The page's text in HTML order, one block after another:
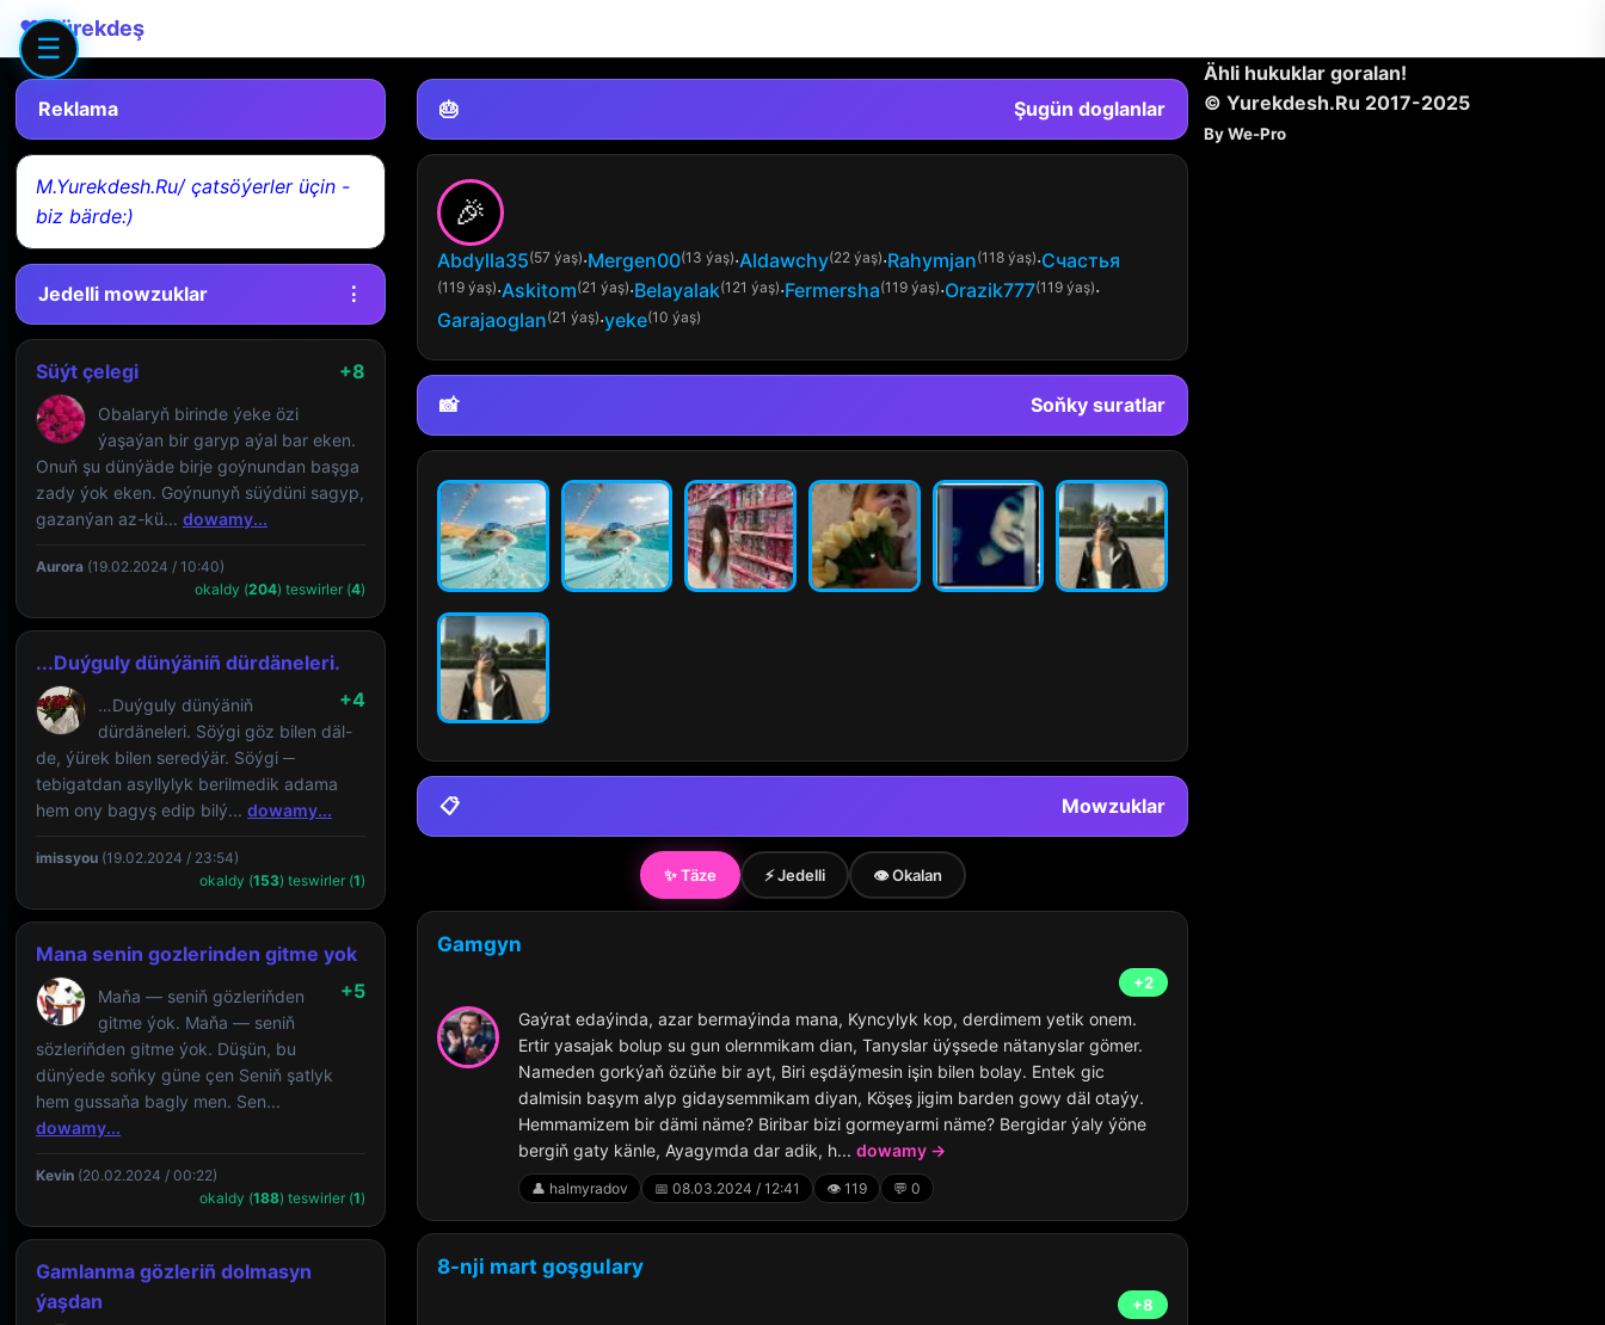
❤️ Yürekdeş
Reklama
M.Yurekdesh.Ru/ çatsöýerler üçin -
biz bärde:)
Jedelli mowzuklar ⋮
Süýt çelegi +8
Obalaryň birinde ýeke özi
ýaşaýan bir garyp aýal bar eken.
Onuň şu dünýäde birje goýnundan başga
zady ýok eken. Goýnunyň süýdüni sagyp,
gazanýan az-kü... dowamy...
Aurora (19.02.2024 / 10:40)
okaldy (204) teswirler (4)
...Duýguly dünýäniñ dürdäneleri.
+4
…Duýguly dünýäniň
dürdäneleri. Söýgi göz bilen däl-
de, ýürek bilen seredýär. Söýgi ─
tebigatdan asyllylyk berilmedik adama
hem ony bagyş edip bilý... dowamy...
imissyou (19.02.2024 / 23:54)
okaldy (153) teswirler (1)
Mana senin gozlerinden gitme yok
+5
Maňa — seniň gözleriňden
gitme ýok. Maňa — seniň
sözleriňden gitme ýok. Düşün, bu
dünýede soňky güne çen Seniň şatlyk
hem gussaňa bagly men. Sen...
dowamy...
Kevin (20.02.2024 / 00:22)
okaldy (188) teswirler (1)
Gamlanma gözleriñ dolmasyn
ýaşdan
☰
🎂 Şugün doglanlar
🎉
Abdylla35(57 ýaş)·Mergen00(13 ýaş)·Aldawchy(22 ýaş)·Rahymjan(118 ýaş)·Счастья
(119 ýaş)·Askitom(21 ýaş)·Belayalak(121 ýaş)·Fermersha(119 ýaş)·Оrazik777(119 ýaş)·
Garajaoglan(21 ýaş)·yeke(10 ýaş)
📸 Soňky suratlar
📋 Mowzuklar
✨ Täze ⚡ Jedelli 👁️ Okalan
Gamgyn
+2
Gaýrat edaýinda, azar bermaýinda mana, Kyncylyk kop, derdimem yetik onem.
Ertir yasajak bolup su gun olernmikam dian, Tanyslar üýşsede nätanyslar gömer.
Nameden gorkýaň özüňe bir ayt, Biri eşdäýmesin işin bilen bolay. Entek gic
dalmisin başym alyp gidaysemmikam diyan, Köşeş jigim barden gowy däl otaýy.
Hemmamizem bir dämi näme? Biribar bizi gormeyarmi näme? Bergidar ýaly ýöne
bergiň gaty känle, Ayagymda dar adik, h... dowamy →
👤 halmyradov 📅 08.03.2024 / 12:41 👁️ 119 💬 0
8-nji mart goşgulary
+8
Ähli hukuklar goralan!
© Yurekdesh.Ru 2017-2025
By We-Pro